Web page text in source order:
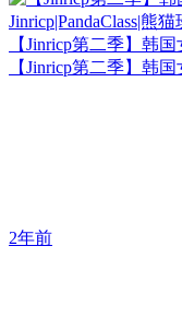
【Jinricp第二季】韩
【Jinricp第二季】韩
2年前